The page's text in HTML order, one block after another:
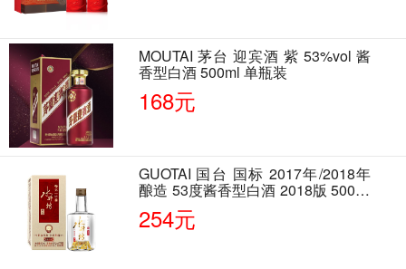
MOUTAI 茅台 迎宾酒 紫 53%vol 酱
香型白酒 500ml 单瓶装
168元
GUOTAI 国台 国标 2017年/2018年
酿造 53度酱香型白酒 2018版 500ml
单瓶装
254元